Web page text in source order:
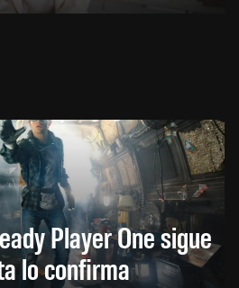
Player One sigue
lo confirma